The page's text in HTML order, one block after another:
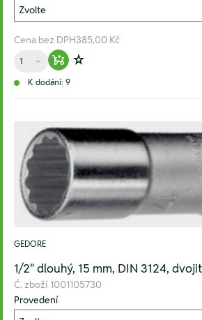
Cena bez DPH385,00 Kč
Množství
Warenkorb hinzufügen
Zur Wunschliste
K dodání: 9
GEDORE
1/2" dlouhý, 15 mm, DIN 3124,
Č. zboží 1001105730
Provedení